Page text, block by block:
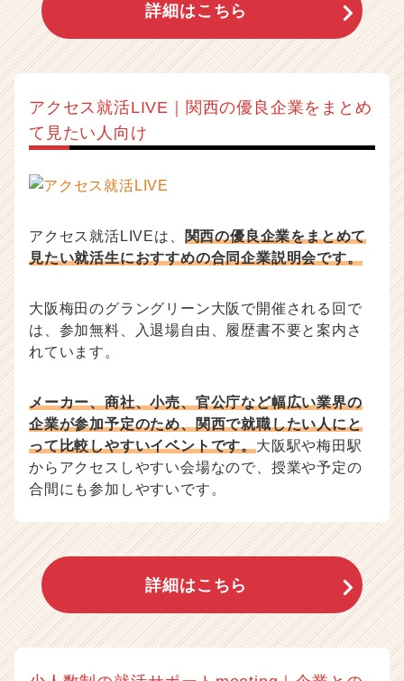
詳細はこちら
アクセス就活LIVE｜関西の優良企業をまとめ
て見たい人向け
アクセス就活LIVEは、 関西の優良企業をまとめて
見たい就活生におすすめの合同企業説明会です。
大阪梅田のグラングリーン大阪で開催される回で
は、参加無料、入退場自由、履歴書不要と案内さ
れています。
メーカー、商社、小売、官公庁など幅広い業界の
企業が参加予定のため、関西で就職したい人にと
って比較しやすいイベントです。大阪駅や梅田駅
からアクセスしやすい会場なので、授業や予定の
合間にも参加しやすいです。
詳細はこちら